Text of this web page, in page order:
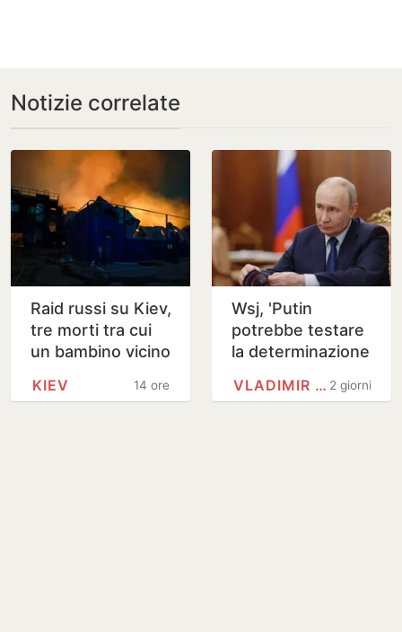
Notizie correlate
Raid russi su Kiev,
tre morti tra cui
un bambino vicino
14 ore
KIEV
Wsj, 'Putin
potrebbe testare
la determinazione
limitato'
2 giorni
VLADIMIR PUTIN